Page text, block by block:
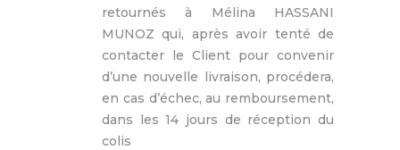
retournés à Mélina HASSANI
MUNOZ qui, après avoir tenté de
contacter le Client pour convenir
d’une nouvelle livraison, procédera,
en cas d’échec, au remboursement,
dans les 14 jours de réception du
colis